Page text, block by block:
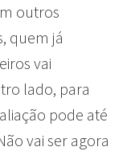
outros
quem já
vai
lado, para
pode até
vai ser agora